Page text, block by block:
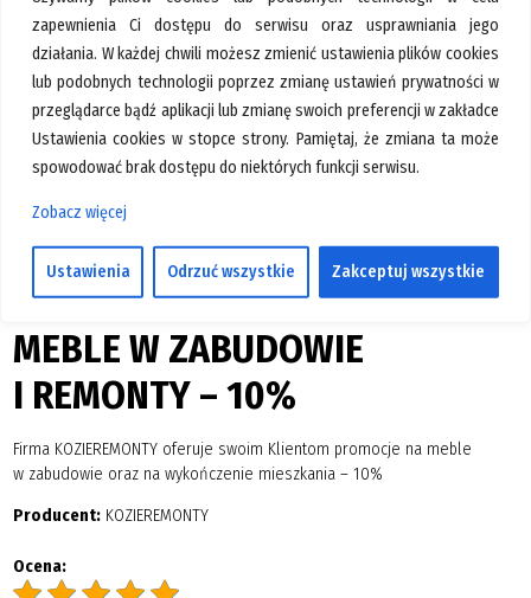
zapewnienia Ci dostępu do serwisu oraz usprawniania jego
działania. W każdej chwili możesz zmienić ustawienia plików cookies
lub podobnych technologii poprzez zmianę ustawień prywatności w
przeglądarce bądź aplikacji lub zmianę swoich preferencji w zakładce
Ustawienia cookies w stopce strony. Pamiętaj, że zmiana ta może
spowodować brak dostępu do niektórych funkcji serwisu.
Zobacz więcej
Ustawienia Odrzuć wszystkie Zakceptuj wszystkie
BLOG EKSPERCKI
INSPIRACJE
PAWILONY DO WYNAJĘCIA
GALERIA
SZUKAJ
MEBLE W ZABUDOWIE
I REMONTY – 10%
Firma KOZIEREMONTY oferuje swoim Klientom promocje na meble
w zabudowie oraz na wykończenie mieszkania – 10%
Producent:KOZIEREMONTY
Ocena: